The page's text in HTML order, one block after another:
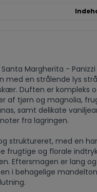
Margherita -
med en strålende lys
Duften er kompleks
af tjørn og magnolia,
samt delikate
fra lagringen.
struktureret, med en
frugtige og florale
Eftersmagen er lang
i behagelige